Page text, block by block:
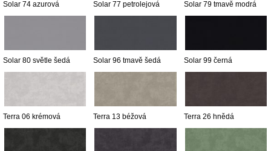
Solar 74 azurová Solar 77 petrolejová Solar 79 tmavě modrá
Solar 80 světle šedá Solar 96 tmavě šedá Solar 99 černá
Terra 06 krémová Terra 13 béžová Terra 26 hnědá